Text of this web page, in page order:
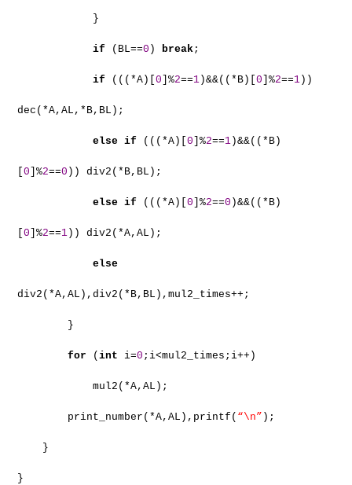
}
if (BL==0 ) break;
if (((*A)[ 0 ]%2==1 )&&((*B)[ 0 ]%2==1 ))
dec(*A,AL,*B,BL);
else if (((*A)[ 0 ]%2==1 )&&((*B)
0 ]%2==0 )) div2(*B,BL);
else if (((*A)[ 0 ]%2==0 )&&((*B)
0 ]%2==1 )) div2(*A,AL);
else
div2(*A,AL),div2(*B,BL),mul2_times++;
}
for ( int i=0 ;i<mul2_times;i++)
mul2(*A,AL);
print_number(*A,AL),printf( “\n” );
}
}